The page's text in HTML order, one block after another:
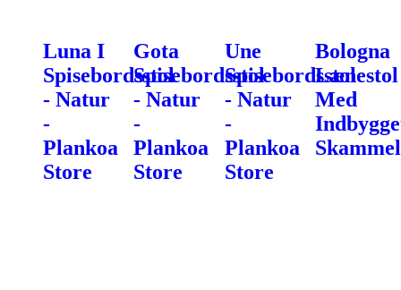
Luna I
Spisebordsstol
- Natur
-
Plankoa
Store
Gota
Spisebordsstol
- Natur
-
Plankoa
Store
Une
Spisebordsstol
- Natur
-
Plankoa
Store
Bologna
Lænestol
Med
Skammel